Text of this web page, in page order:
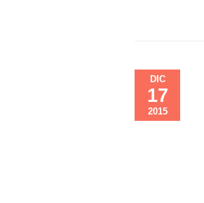
DIC
17
2015